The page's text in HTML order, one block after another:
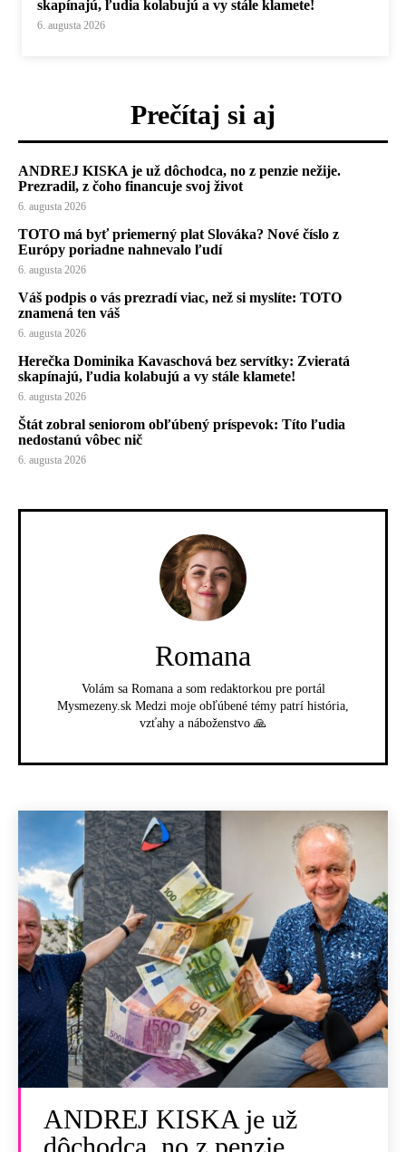
skapínajú, ľudia kolabujú a vy stále klamete!
6. augusta 2026
Prečítaj si aj
ANDREJ KISKA je už dôchodca, no z penzie nežije.
Prezradil, z čoho financuje svoj život
6. augusta 2026
TOTO má byť priemerný plat Slováka? Nové číslo z
Európy poriadne nahnevalo ľudí
6. augusta 2026
Váš podpis o vás prezradí viac, než si myslíte: TOTO
znamená ten váš
6. augusta 2026
Herečka Dominika Kavaschová bez servítky: Zvieratá
skapínajú, ľudia kolabujú a vy stále klamete!
6. augusta 2026
Štát zobral seniorom obľúbený príspevok: Títo ľudia
nedostanú vôbec nič
6. augusta 2026
Romana
Volám sa Romana a som redaktorkou pre portál
Mysmezeny.sk Medzi moje obľúbené témy patrí história,
vzťahy a náboženstvo 🙏
ANDREJ KISKA je už